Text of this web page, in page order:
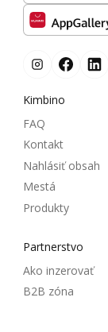
Kimbino
FAQ
Kontakt
Nahlásiť obsah
Mestá
Produkty
Partnerstvo
Ako inzerovať
B2B zóna